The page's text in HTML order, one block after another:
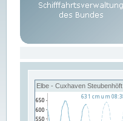
Elbe - Cuxhaven Steubenhöft